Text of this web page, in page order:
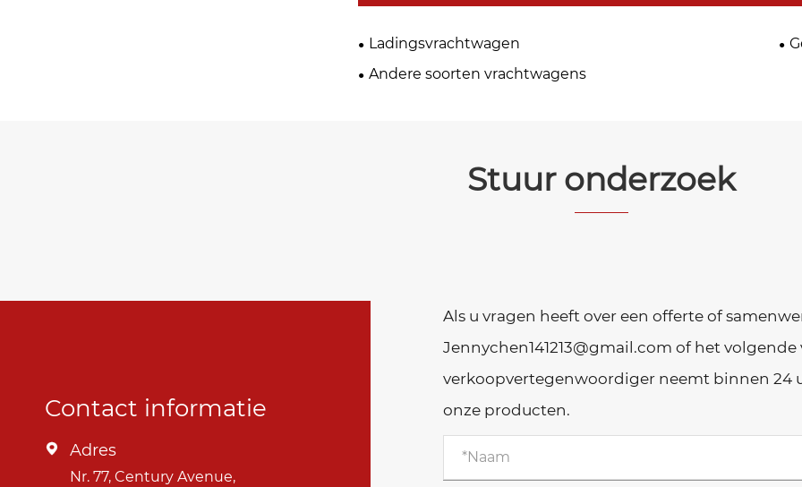
Ladingsvrachtwagen
Andere soorten vrachtwagens
Stuur onderzoek
Contact informatie
 Adres
Nr. 77, Century Avenue,
Als u vragen heeft over een offerte of
Jennychen141213@gmail.com of het
verkoopvertegenwoordiger neemt binnen 24
onze producten.